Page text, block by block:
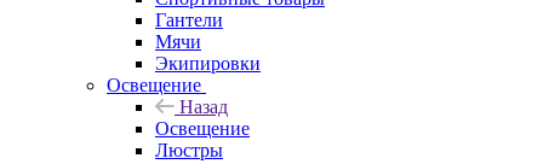
Гантели
Мячи
Экипировки
Освещение
Назад
Освещение
Люстры